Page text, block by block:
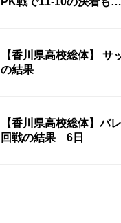
【香川県高校総体】
の結果
【香川県高校総体】
回戦の結果 6日